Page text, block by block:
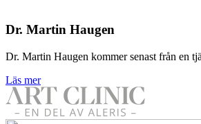
Dr. Martin Haugen
Dr. Martin Haugen kommer senast från en
Läs mer